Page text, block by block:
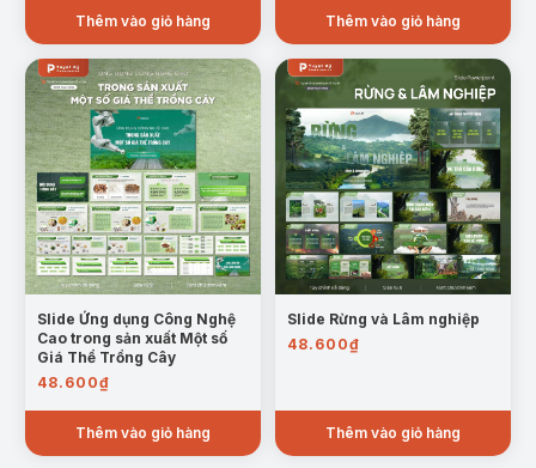
Mẫu trang: Hiện trạng Trồng trọt Cây Lương Thực
là:
80.000₫.
tại
59.400₫.
Thêm vào giỏ hàng Thêm vào giỏ hàng
Slide Ứng dụng Công Nghệ
Cao trong sản xuất Một số
Giá Thể Trồng Cây
48.600₫
Thêm vào giỏ hàng
Slide Rừng và Lâm nghiệp
48.600₫
Thêm vào giỏ hàng